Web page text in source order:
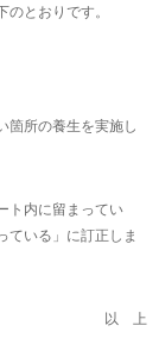
とおりです。
箇所の養生を実施し
ト内に留まってい
ている」に訂正しま
以 上